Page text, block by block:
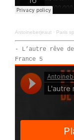
Antoineberjeaut · Paris
- L’autre rêve
France 5